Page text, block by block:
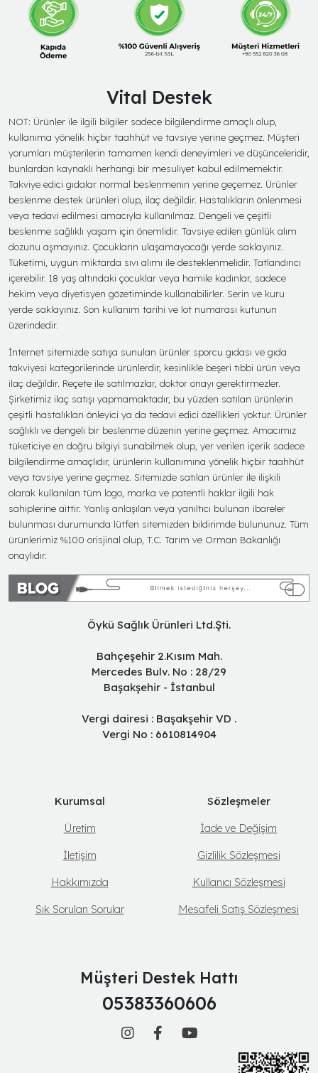
Vital Destek
NOT: Ürünler ile ilgili bilgiler sadece bilgilendirme amaçlı olup,
kullanıma yönelik hiçbir taahhüt ve tavsiye yerine geçmez. Müşteri
yorumları müşterilerin tamamen kendi deneyimleri ve düşünceleridir,
bunlardan kaynaklı herhangi bir mesuliyet kabul edilmemektir.
Takviye edici gıdalar normal beslenmenin yerine geçemez. Ürünler
beslenme destek ürünleri olup, ilaç değildir. Hastalıkların önlenmesi
veya tedavi edilmesi amacıyla kullanılmaz. Dengeli ve çeşitli
beslenme sağlıklı yaşam için önemlidir. Tavsiye edilen günlük alım
dozunu aşmayınız. Çocukların ulaşamayacağı yerde saklayınız.
Tüketimi, uygun miktarda sıvı alımı ile desteklenmelidir. Tatlandırıcı
içerebilir. 18 yaş altındaki çocuklar veya hamile kadınlar, sadece
hekim veya diyetisyen gözetiminde kullanabilirler. Serin ve kuru
yerde saklayınız. Son kullanım tarihi ve lot numarası kutunun
üzerindedir.
İnternet sitemizde satışa sunulan ürünler sporcu gıdası ve gıda
takviyesi kategorilerinde ürünlerdir, kesinlikle beşeri tıbbi ürün veya
ilaç değildir. Reçete ile satılmazlar, doktor onayı gerektirmezler.
Şirketimiz ilaç satışı yapmamaktadır, bu yüzden satılan ürünlerin
çeşitli hastalıkları önleyici ya da tedavi edici özellikleri yoktur. Ürünler
sağlıklı ve dengeli bir beslenme düzenin yerine geçmez. Amacımız
tüketiciye en doğru bilgiyi sunabilmek olup, yer verilen içerik sadece
bilgilendirme amaçlıdır, ürünlerin kullanımına yönelik hiçbir taahhüt
veya tavsiye yerine geçmez. Sitemizde satılan ürünler ile ilişkili
olarak kullanılan tüm logo, marka ve patentli haklar ilgili hak
sahiplerine aittir. Yanlış anlaşılan veya yanıltıcı bulunan ibareler
bulunması durumunda lütfen sitemizden bildirimde bulununuz. Tüm
ürünlerimiz %100 orisjinal olup, T.C. Tarım ve Orman Bakanlığı
onaylıdır.
Öykü Sağlık Ürünleri Ltd.Şti.
Bahçeşehir 2.Kısım Mah.
Mercedes Bulv. No : 28/29
Başakşehir - İstanbul
Vergi dairesi : Başakşehir VD .
Vergi No : 6610814904
Kurumsal
Üretim
İletişim
Hakkımızda
Sık Sorulan Sorular
Sözleşmeler
İade ve Değişim
Gizlilik Sözleşmesi
Kullanıcı Sözleşmesi
Mesafeli Satış Sözleşmesi
Müşteri Destek Hattı
05383360606